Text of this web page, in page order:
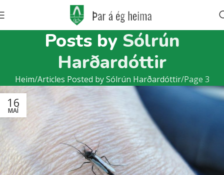
Posts by Sólrún
Harðardóttir
Heim Articles Posted by Sólrún Harðardóttir Page 3
16
MAÍ